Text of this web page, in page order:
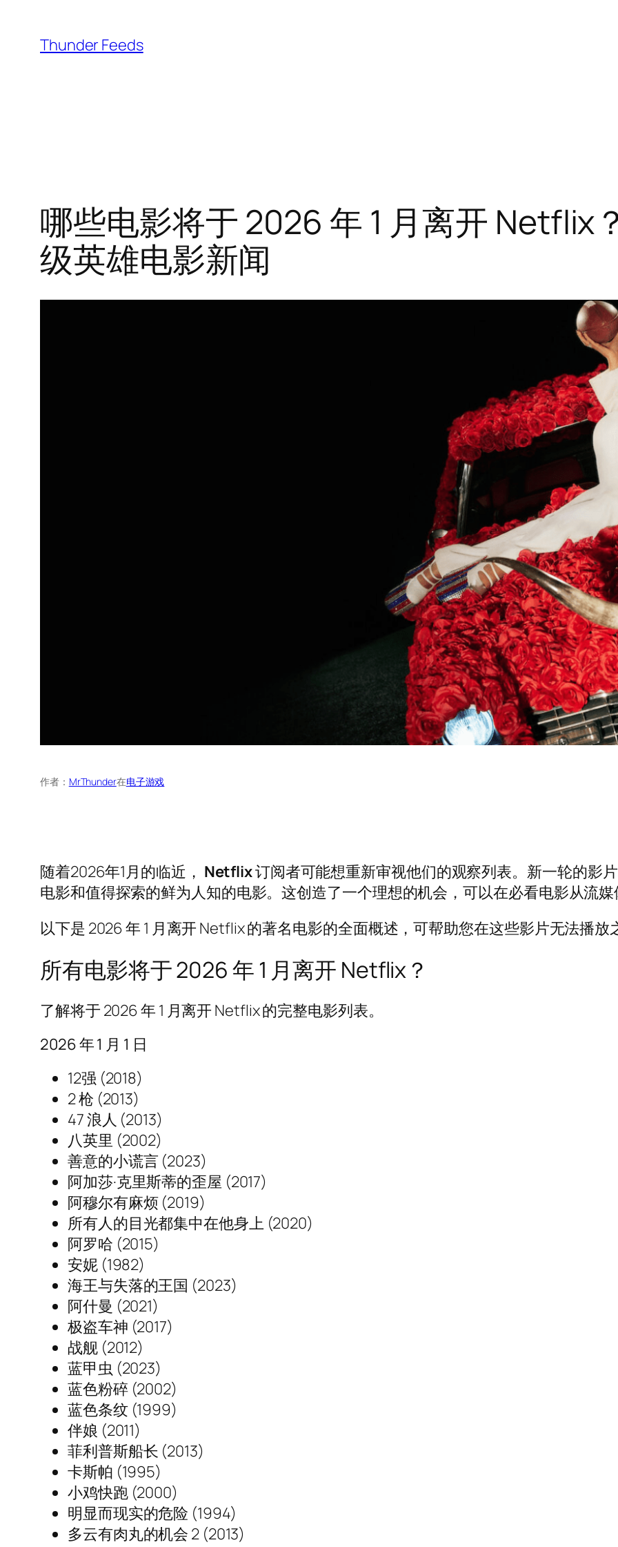
Thunder Feeds
哪些电影将于 2026 年 1 月离开 Netflix
级英雄电影新闻
作者： MrThunder在电子游戏
随着2026年1月的临近， Netflix订阅者可能想重新审视他们的观察列表。新一轮的影
电影和值得探索的鲜为人知的电影。这创造了一个理想的机会，可以在必看电影从流媒
以下是 2026 年 1 月离开 Netflix 的著名电影的全面概述，可帮助您在这些影片无法播放
所有电影将于 2026 年 1 月离开 Netflix？
了解将于 2026 年 1 月离开 Netflix 的完整电影列表。
2026 年 1 月 1 日
12强 (2018)
2 枪 (2013)
47 浪人 (2013)
八英里 (2002)
善意的小谎言 (2023)
阿加莎·克里斯蒂的歪屋 (2017)
阿穆尔有麻烦 (2019)
所有人的目光都集中在他身上 (2020)
阿罗哈 (2015)
安妮 (1982)
海王与失落的王国 (2023)
阿什曼 (2021)
极盗车神 (2017)
战舰 (2012)
蓝甲虫 (2023)
蓝色粉碎 (2002)
蓝色条纹 (1999)
伴娘 (2011)
菲利普斯船长 (2013)
卡斯帕 (1995)
小鸡快跑 (2000)
明显而现实的危险 (1994)
多云有肉丸的机会 2 (2013)